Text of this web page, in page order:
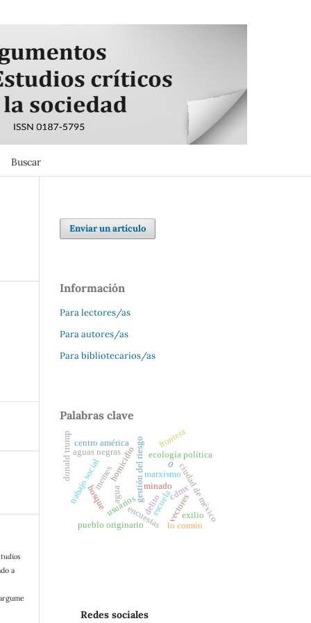
Buscar
a
Enviar un artículo
Información
Para lectores/as
Para autores/as
Para bibliotecarios/as
Palabras clave
marxismo
homicidiogestión del riesgo
aguas negras
usuariosencuestas
memes ciudad de méxico
cdmx
delito
minado
bosque
ecología política
agua
pueblo originario
trabajo social
vectores
escuela
frontera
lo común
exilio
centro américa
donald trump 0
Redes sociales